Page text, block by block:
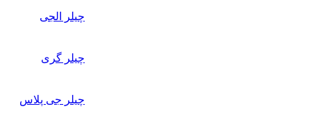
چیلر الجی
چیلر گری
چیلر جی پلاس